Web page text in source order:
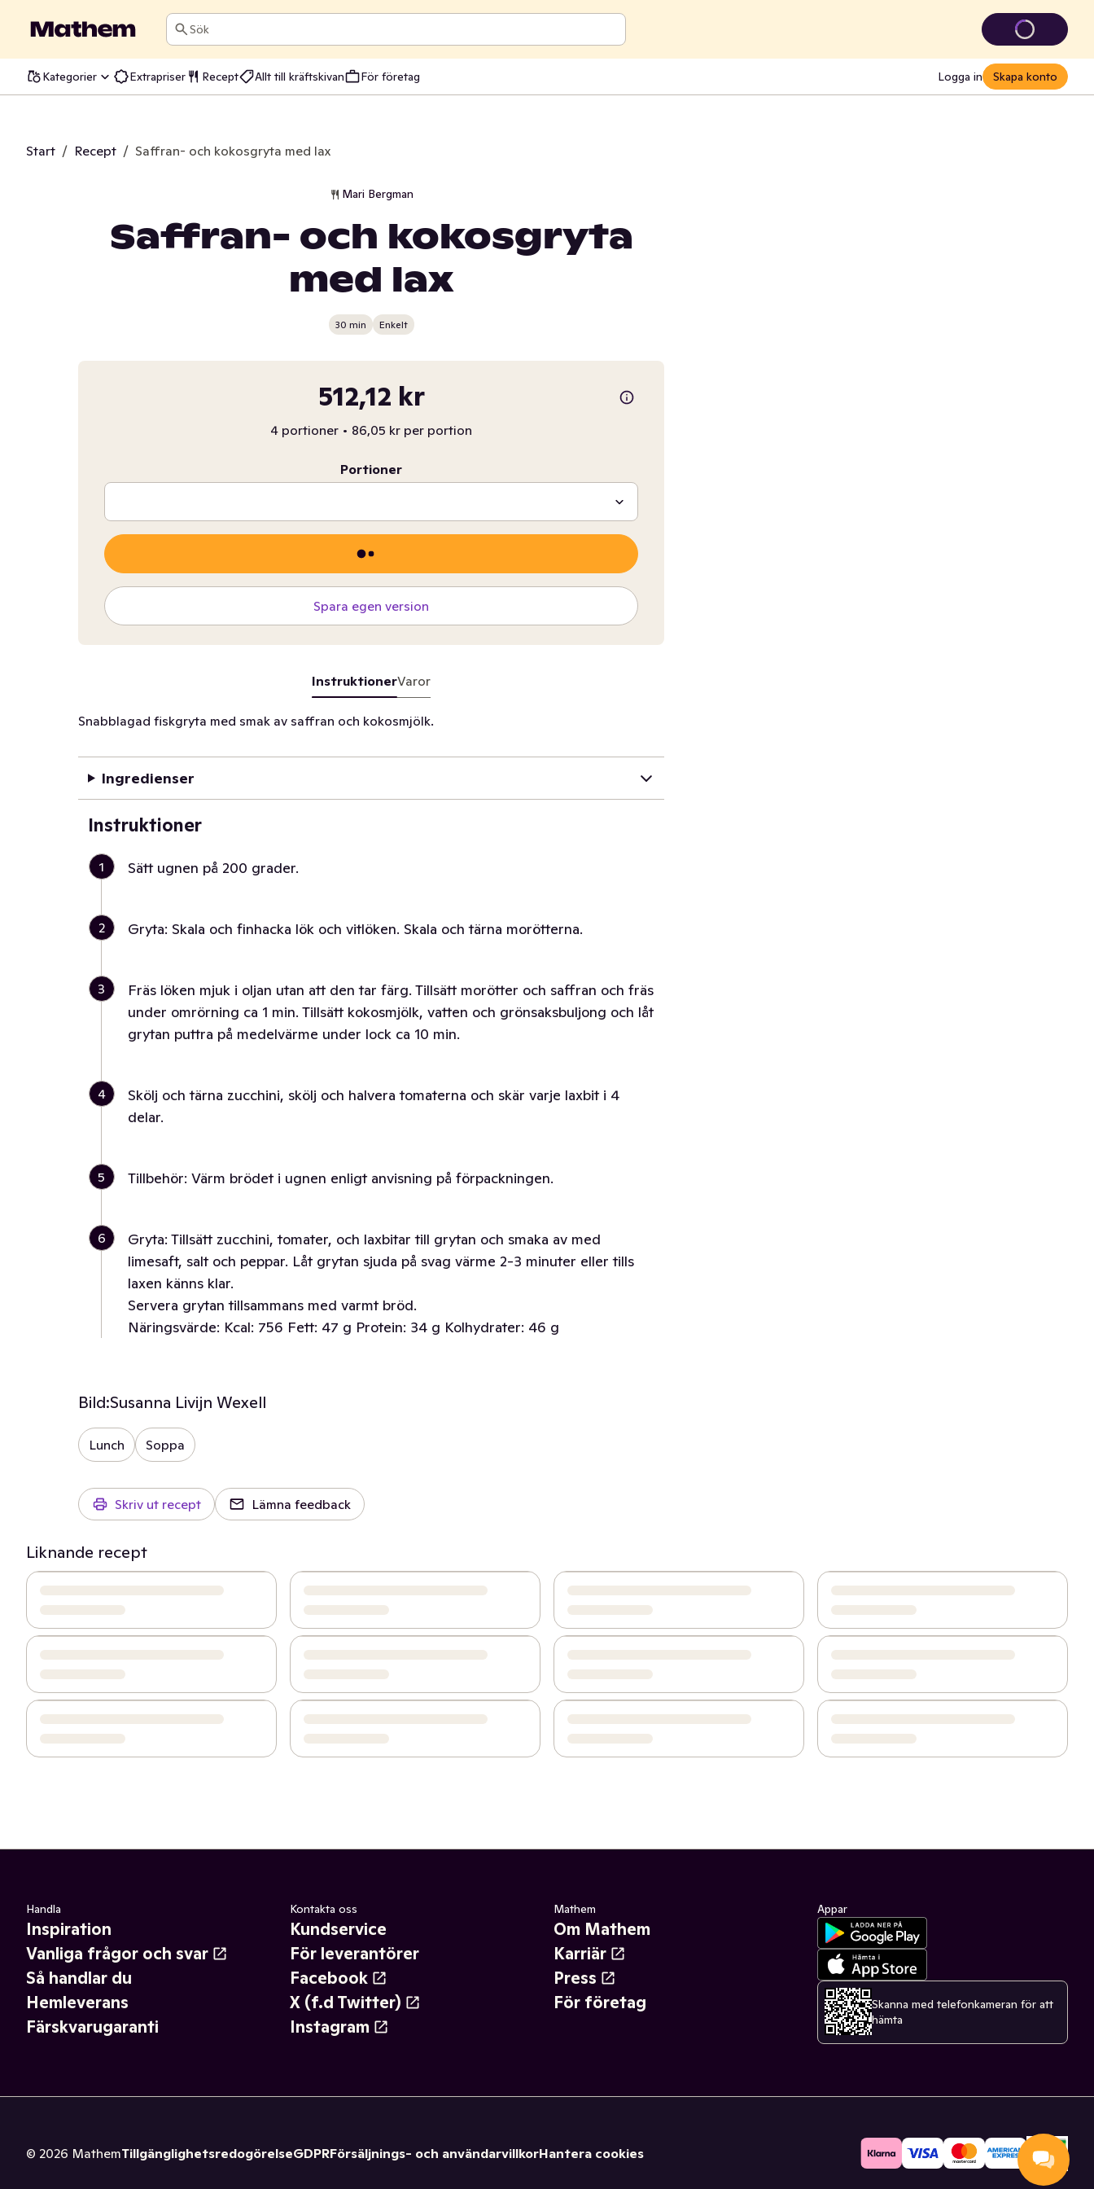
Sök
Kategorier Extrapriser Recept Allt till kräftskivan För företag Logga in Skapa konto
Start / Recept / Saffran- och kokosgryta med lax
Mari Bergman
Saffran- och kokosgryta
med lax
30 min Enkelt
512,12 kr
4 portioner • 86,05 kr per portion
Portioner
Spara egen version
InstruktionerVaror
Snabblagad fiskgryta med smak av saffran och kokosmjölk.
Ingredienser
Instruktioner
1 Sätt ugnen på 200 grader.
2 Gryta: Skala och finhacka lök och vitlöken. Skala och tärna morötterna.
3
Fräs löken mjuk i oljan utan att den tar färg. Tillsätt morötter och saffran och fräs
under omrörning ca 1 min. Tillsätt kokosmjölk, vatten och grönsaksbuljong och låt
grytan puttra på medelvärme under lock ca 10 min.
4
Skölj och tärna zucchini, skölj och halvera tomaterna och skär varje laxbit i 4
delar.
5 Tillbehör: Värm brödet i ugnen enligt anvisning på förpackningen.
6
Gryta: Tillsätt zucchini, tomater, och laxbitar till grytan och smaka av med
limesaft, salt och peppar. Låt grytan sjuda på svag värme 2-3 minuter eller tills
laxen känns klar.
Servera grytan tillsammans med varmt bröd.
Näringsvärde: Kcal: 756 Fett: 47 g Protein: 34 g Kolhydrater: 46 g
Bild:Susanna Livijn Wexell
Lunch Soppa
Skriv ut recept Lämna feedback
Liknande recept
Handla
Inspiration
Vanliga frågor och svar
Så handlar du
Hemleverans
Färskvarugaranti
Kontakta oss
Kundservice
För leverantörer
Facebook
X (f.d Twitter)
Instagram
Mathem
Om Mathem
Karriär
Press
För företag
Appar
Skanna med telefonkameran för att
hämta
© 2026 MathemTillgänglighetsredogörelseGDPRFörsäljnings- och användarvillkorHantera cookies